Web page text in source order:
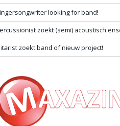
looking for band!
zoekt (semi) acoustisch
zoekt band of nieuw project!